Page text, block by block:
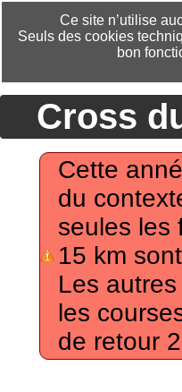
Ce site n’utilise
Seuls des cookies
bon
CHANGER DE
Cross
Cette
du
seules les
15 km
Les
les
de retour